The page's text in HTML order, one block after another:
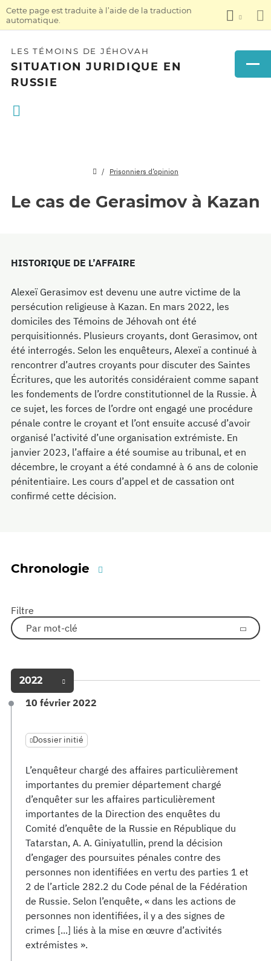
Cette page est traduite à l’aide de la traduction
automatique.
LES TÉMOINS DE JÉHOVAH
SITUATION JURIDIQUE EN
RUSSIE
Prisonniers d’opinion
Le cas de Gerasimov à Kazan
HISTORIQUE DE L’AFFAIRE
Alexeï Gerasimov est devenu une autre victime de la
persécution religieuse à Kazan. En mars 2022, les
domiciles des Témoins de Jéhovah ont été
perquisitionnés. Plusieurs croyants, dont Gerasimov, ont
été interrogés. Selon les enquêteurs, Alexeï a continué à
rencontrer d’autres croyants pour discuter des Saintes
Écritures, que les autorités considéraient comme sapant
les fondements de l’ordre constitutionnel de la Russie. À
ce sujet, les forces de l’ordre ont engagé une procédure
pénale contre le croyant et l’ont ensuite accusé d’avoir
organisé l’activité d’une organisation extrémiste. En
janvier 2023, l’affaire a été soumise au tribunal, et en
décembre, le croyant a été condamné à 6 ans de colonie
pénitentiaire. Les cours d’appel et de cassation ont
confirmé cette décision.
Chronologie
Filtre
Par mot-clé
2022
10 février 2022
Dossier initié
L’enquêteur chargé des affaires particulièrement
importantes du premier département chargé
d’enquêter sur les affaires particulièrement
importantes de la Direction des enquêtes du
Comité d’enquête de la Russie en République du
Tatarstan, A. A. Giniyatullin, prend la décision
d’engager des poursuites pénales contre des
personnes non identifiées en vertu des parties 1 et
2 de l’article 282.2 du Code pénal de la Fédération
de Russie. Selon l’enquête, « dans les actions de
personnes non identifiées, il y a des signes de
crimes [...] liés à la mise en œuvre d’activités
extrémistes ».